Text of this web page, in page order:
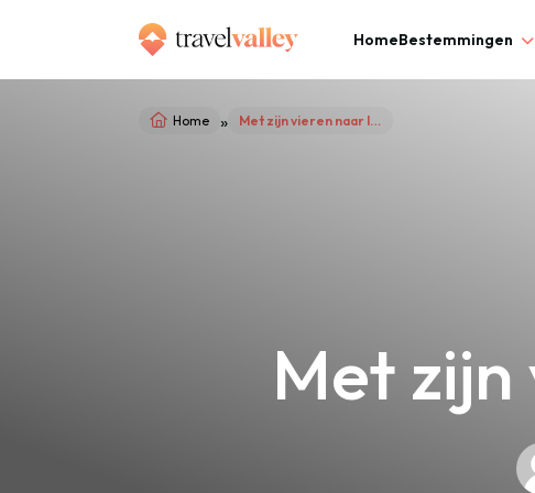
HomeBestemmingen
Home » Met zijn vieren naar Indonesië
Met